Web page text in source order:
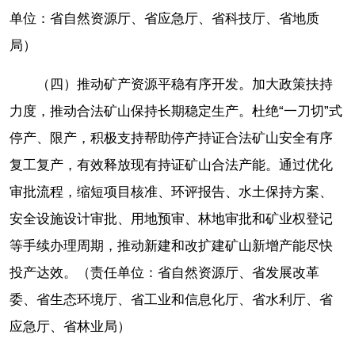
单位：省自然资源厅、省应急厅、省科技厅、省地质
局）
（四）推动矿产资源平稳有序开发。加大政策扶持
力度，推动合法矿山保持长期稳定生产。杜绝“一刀切”式
停产、限产，积极支持帮助停产持证合法矿山安全有序
复工复产，有效释放现有持证矿山合法产能。通过优化
审批流程，缩短项目核准、环评报告、水土保持方案、
安全设施设计审批、用地预审、林地审批和矿业权登记
等手续办理周期，推动新建和改扩建矿山新增产能尽快
投产达效。（责任单位：省自然资源厅、省发展改革
委、省生态环境厅、省工业和信息化厅、省水利厅、省
应急厅、省林业局）